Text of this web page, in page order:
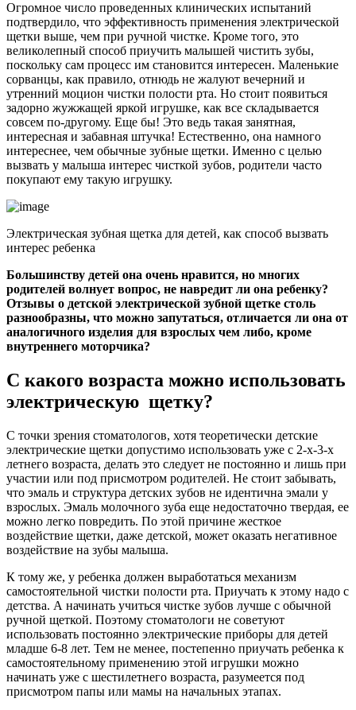
Огромное число проведенных клинических испытаний
подтвердило, что эффективность применения электрической
щетки выше, чем при ручной чистке. Кроме того, это
великолепный способ приучить малышей чистить зубы,
поскольку сам процесс им становится интересен. Маленькие
сорванцы, как правило, отнюдь не жалуют вечерний и
утренний моцион чистки полости рта. Но стоит появиться
задорно жужжащей яркой игрушке, как все складывается
совсем по-другому. Еще бы! Это ведь такая занятная,
интересная и забавная штучка! Естественно, она намного
интереснее, чем обычные зубные щетки. Именно с целью
вызвать у малыша интерес чисткой зубов, родители часто
покупают ему такую игрушку.
Электрическая зубная щетка для детей, как способ вызвать
интерес ребенка
Большинству детей она очень нравится, но многих
родителей волнует вопрос, не навредит ли она ребенку?
Отзывы о детской электрической зубной щетке столь
разнообразны, что можно запутаться, отличается ли она от
аналогичного изделия для взрослых чем либо, кроме
внутреннего моторчика?
С какого возраста можно использовать
электрическую щетку?
С точки зрения стоматологов, хотя теоретически детские
электрические щетки допустимо использовать уже с 2-х-3-х
летнего возраста, делать это следует не постоянно и лишь при
участии или под присмотром родителей. Не стоит забывать,
что эмаль и структура детских зубов не идентична эмали у
взрослых. Эмаль молочного зуба еще недостаточно твердая, ее
можно легко повредить. По этой причине жесткое
воздействие щетки, даже детской, может оказать негативное
воздействие на зубы малыша.
К тому же, у ребенка должен выработаться механизм
самостоятельной чистки полости рта. Приучать к этому надо с
детства. А начинать учиться чистке зубов лучше с обычной
ручной щеткой. Поэтому стоматологи не советуют
использовать постоянно электрические приборы для детей
младше 6-8 лет. Тем не менее, постепенно приучать ребенка к
самостоятельному применению этой игрушки можно
начинать уже с шестилетнего возраста, разумеется под
присмотром папы или мамы на начальных этапах.